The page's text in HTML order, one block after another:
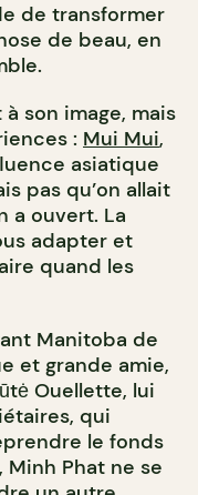
de transformer
de beau, en
son image, mais
: Mui Mui,
asiatique
pas qu’on allait
a ouvert. La
adapter et
quand les
Manitoba de
et grande amie,
Ouellette, lui
qui
le fonds
Phat ne se